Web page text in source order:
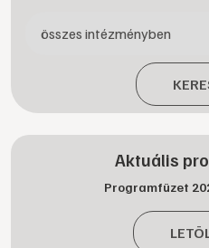
Aktuális
Programfüzet